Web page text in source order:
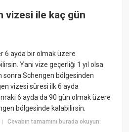
vizesi ile kaç gün
6 ayda bir olmak üzere
Yani vize geçerliği 1 yıl olsa
sonra Schengen bölgesinden
vizesi süresi ilk 6 ayda
6 ayda da 90 gün olmak üzere
bölgesinde kalabilirsin.
|Cevabın tamamını burada okuyun: